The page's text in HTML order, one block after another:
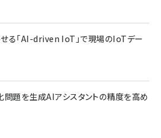
る「AI-driven IoT」で現場のIoTデー
問題を生成AIアシスタントの精度を高め